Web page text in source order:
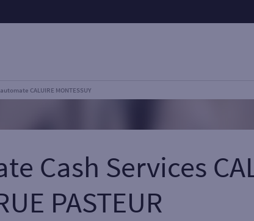
CALUIRE MONTESSUY
Cash Services
PASTEUR